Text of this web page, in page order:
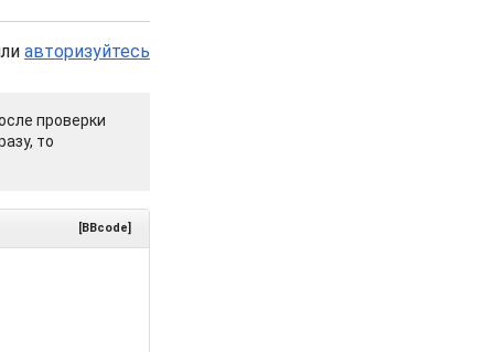
авторизуйтесь
проверки
то
[BBcode]